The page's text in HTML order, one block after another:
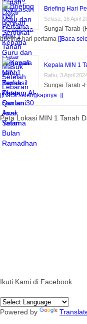
Briefing Hari
Selasa, 16 April
Sungai Tarab-
briefing hari pertama [[Baca
Kepala MIN 1
Rabu, 3 April
Sungai Tarab -
[[Baca selengkapnya..]]
Peta Lokasi MIN 1 Tanah
Ikuti Kami di Facebook
Powered by